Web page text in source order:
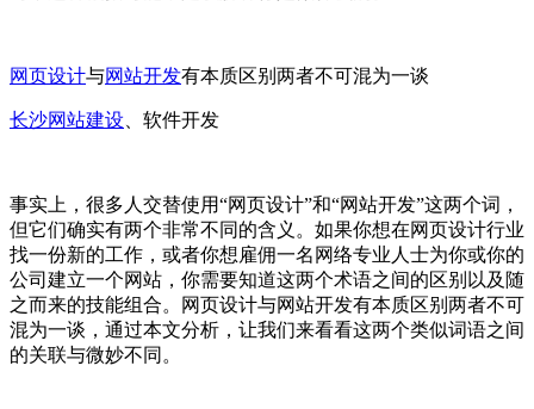
网页设计与网站开发有本质区别两者不可混为一谈
长沙网站建设 、软件开发
事实上，很多人交替使用“网页设计”和“网站开发”这两个词，
但它们确实有两个非常不同的含义。如果你想在网页设计行业
找一份新的工作，或者你想雇佣一名网络专业人士为你或你的
公司建立一个网站，你需要知道这两个术语之间的区别以及随
之而来的技能组合。网页设计与网站开发有本质区别两者不可
混为一谈，通过本文分析，让我们来看看这两个类似词语之间
的关联与微妙不同。